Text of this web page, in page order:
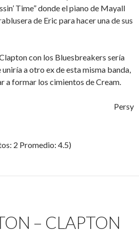
Time” donde el piano de Mayall
de Eric para hacer una de sus
con los Bluesbreakers sería
a otro ex de esta misma banda,
a formar los cimientos de Cream.
Persy
2 Promedio: 4.5)
– CLAPTON